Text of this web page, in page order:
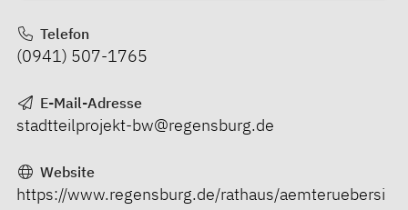
Telefon
(0941) 507-1765
E-Mail-Adresse
stadtteilprojekt-bw@regensburg.de
Website
https://www.regensburg.de/rathaus/aemteruebersi